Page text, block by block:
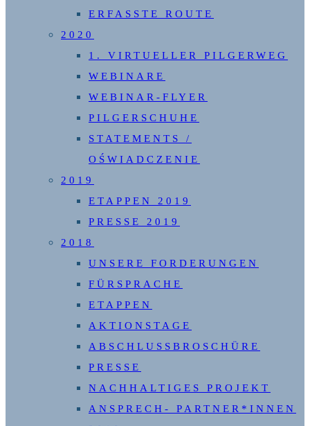
ERFASSTE ROUTE
2020
1. VIRTUELLER PILGERWEG
WEBINARE
WEBINAR-FLYER
PILGERSCHUHE
STATEMENTS /
OŚWIADCZENIE
2019
ETAPPEN 2019
PRESSE 2019
2018
UNSERE FORDERUNGEN
FÜRSPRACHE
ETAPPEN
AKTIONSTAGE
ABSCHLUSSBROSCHÜRE
PRESSE
NACHHALTIGES PROJEKT
ANSPRECH- PARTNER*INNEN